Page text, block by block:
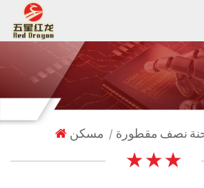
مسكن | نصف مقطورة
★ ★ ★